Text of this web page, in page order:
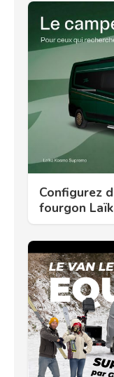
Configurez
fourgon